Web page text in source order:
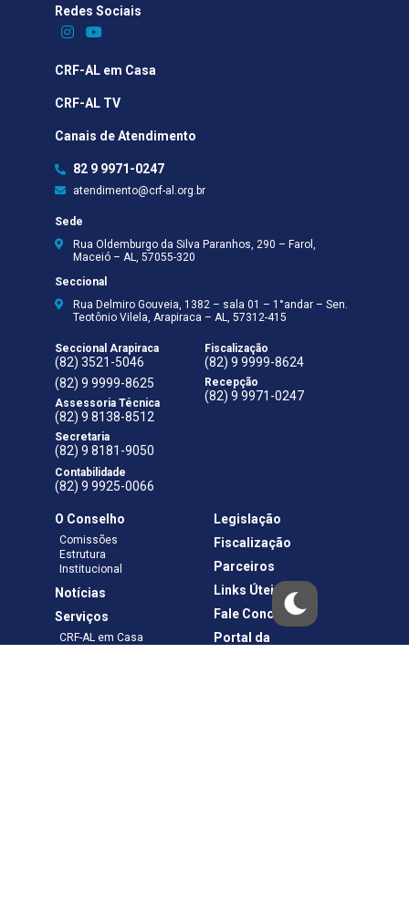
Redes Sociais​
CRF-AL em Casa
CRF-AL TV
Canais de Atendimento
82 9 9971-0247
atendimento@crf-al.org.br
Sede
Rua Oldemburgo da Silva Paranhos, 290 – Farol,
Maceió – AL, 57055-320
Seccional
Rua Delmiro Gouveia, 1382 – sala 01 – 1°andar – Sen.
Teotônio Vilela, Arapiraca – AL, 57312-415
Seccional Arapiraca
(82) 3521-5046
(82) 9 9999-8625
Assessoria Técnica
(82) 9 8138-8512
Secretaria
(82) 9 8181-9050
Contabilidade
(82) 9 9925-0066
Fiscalização
(82) 9 9999-8624
Recepção
(82) 9 9971-0247
O Conselho
Comissões
Estrutura
Institucional
Notícias
Serviços
CRF-AL em Casa
Legislação
Fiscalização
Parceiros
Links Úteis
Fale Conosco
Portal da